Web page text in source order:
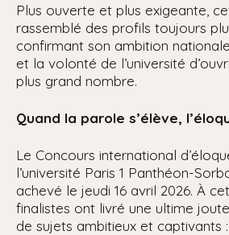
Plus ouverte et plus exigeante,
rassemblé des profils toujours
confirmant son ambition
et la volonté de l’université
plus grand nombre.
Quand la parole s’élève,
Le Concours international
l’université Paris 1 Panthéon-
achevé le jeudi 16 avril 2026. À
finalistes ont livré une ultime
de sujets ambitieux et captivants :